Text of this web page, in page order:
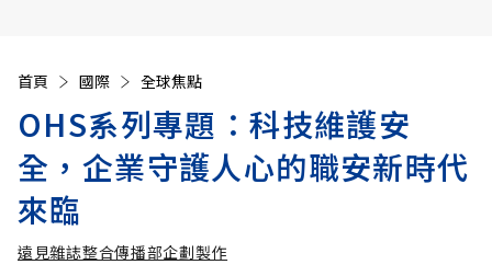
首頁 國際 全球焦點
OHS系列專題：科技維護安
全，企業守護人心的職安新時代
來臨
遠見雜誌整合傳播部企劃製作